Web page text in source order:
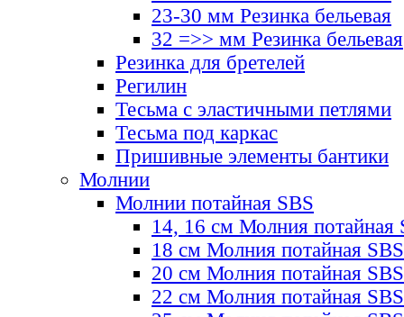
23-30 мм Резинка бельевая
32 =>> мм Резинка бельевая
Резинка для бретелей
Регилин
Тесьма с эластичными петлями
Тесьма под каркас
Пришивные элементы бантики
Молнии
Молнии потайная SBS
14, 16 см Молния потайная
18 см Молния потайная SBS
20 см Молния потайная SBS
22 см Молния потайная SBS